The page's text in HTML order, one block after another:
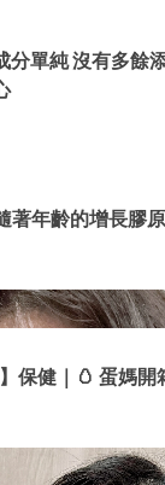
分單純 沒有多餘
著年齡的增長膠
保健｜🥚 蛋媽